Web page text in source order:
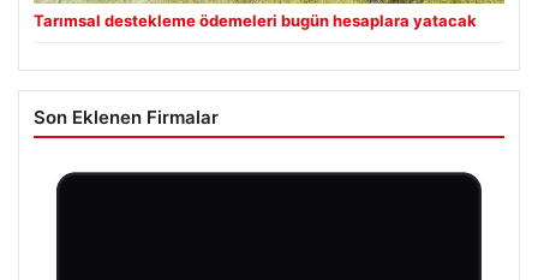
Tarımsal destekleme ödemeleri bugün hesaplara yatacak
Son Eklenen Firmalar